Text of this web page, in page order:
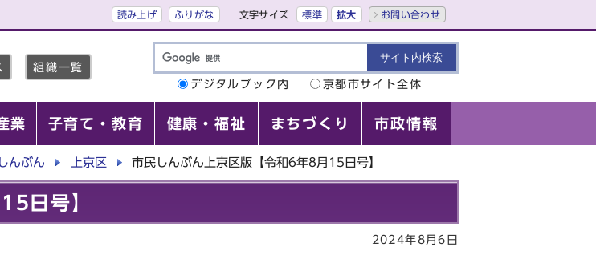
読み上げ ふりがな 文字サイズ 標準 拡大 お問い合わせ
組織一覧
デジタルブック内
京都市サイト全体
業 子育て・教育 健康・福祉 まちづくり 市政情報
んぶん 上京区 市民しんぶん上京区版【令和6年8月15日号】
日号】
2024年8月6日